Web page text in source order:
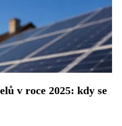
v roce 2025: kdy se